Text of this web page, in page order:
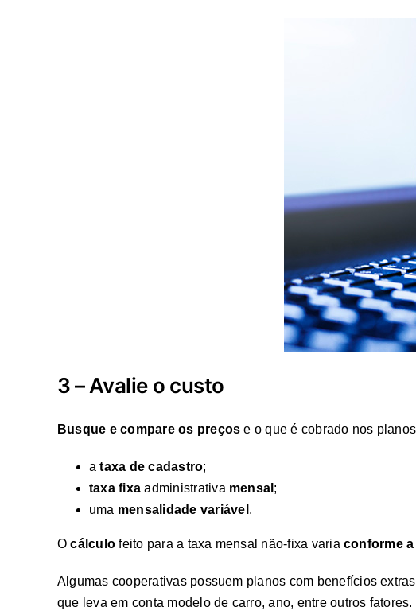
3 – Avalie o custo
Busque e compare os preços e o que é cobrado nos
ataxa de cadastro;
taxa fixa administrativa mensal ;
uma mensalidade variável .
Ocálculo feito para a taxa mensal não-fixa variaconforme
Algumas cooperativas possuem planos com benefícios
que leva em conta modelo de carro, ano, entre outros